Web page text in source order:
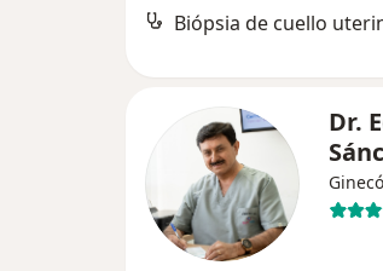
Biópsia de cuello
Dr.